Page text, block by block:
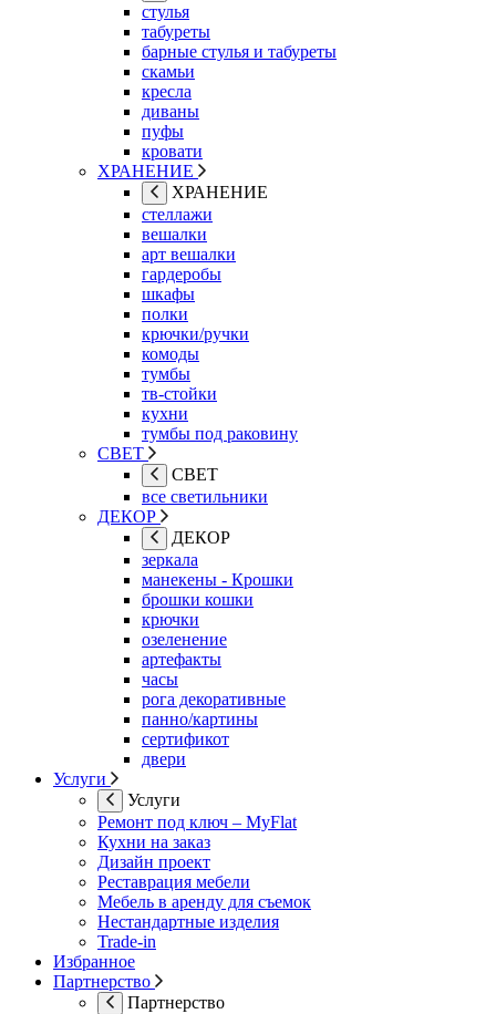
стулья
табуреты
барные стулья и табуреты
скамьи
кресла
диваны
пуфы
кровати
ХРАНЕНИЕ
ХРАНЕНИЕ
стеллажи
вешалки
арт вешалки
гардеробы
шкафы
полки
крючки/ручки
комоды
тумбы
тв-стойки
кухни
тумбы под раковину
СВЕТ
СВЕТ
все светильники
ДЕКОР
ДЕКОР
зеркала
манекены - Крошки
брошки кошки
крючки
озеленение
артефакты
часы
рога декоративные
панно/картины
сертификот
двери
Услуги
Услуги
Ремонт под ключ – MyFlat
Кухни на заказ
Дизайн проект
Реставрация мебели
Мебель в аренду для съемок
Нестандартные изделия
Trade-in
Избранное
Партнерство
Партнерство